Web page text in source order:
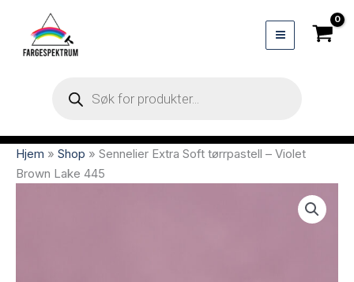
search
Hjem » Shop » Sennelier Extra Soft tørrpastell – Violet
Brown Lake 445